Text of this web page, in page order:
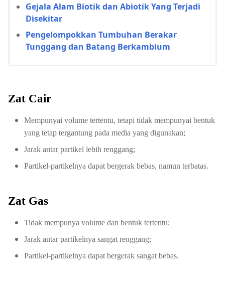
Gejala Alam Biotik dan Abiotik Yang Terjadi
Disekitar
Pengelompokkan Tumbuhan Berakar
Tunggang dan Batang Berkambium
Zat Cair
Mempunyai volume tertentu, tetapi tidak mempunyai bentuk
yang tetap tergantung pada media yang digunakan;
Jarak antar partikel lebih renggang;
Partikel-partikelnya dapat bergerak bebas, namun terbatas.
Zat Gas
Tidak mempunya volume dan bentuk tertentu;
Jarak antar partikelnya sangat renggang;
Partikel-partikelnya dapat bergerak sangat bebas.